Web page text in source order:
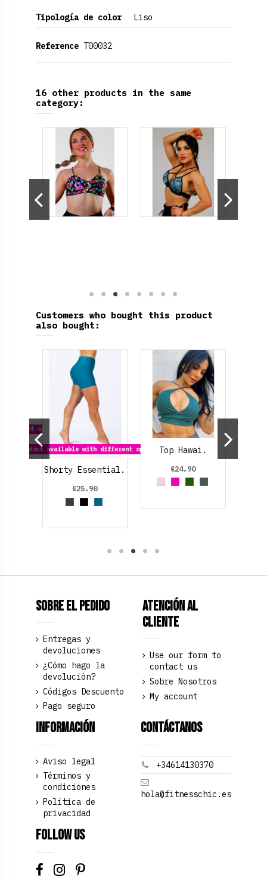
Tipología de color Liso
Reference T00032
16 other products in the same
category:
Customers who bought this product
also bought:
options
Product available with different options
Shorty Essential.
€25.90
Gris Oscuro
BlackAzul Turquesa
Top Hawai.
€24.90
Rosa palo
FucsiaVerde oscuro
Verde Oliva
Sobre el pedido
Entregas y
devoluciones
¿Cómo hago la
devolución?
Códigos Descuento
Pago seguro
Atención al
Cliente
Use our form to
contact us
Sobre Nosotros
My account
Información
Aviso legal
Términos y
condiciones
Política de
privacidad
Contáctanos
+34614130370
hola@fitnesschic.es
Follow us